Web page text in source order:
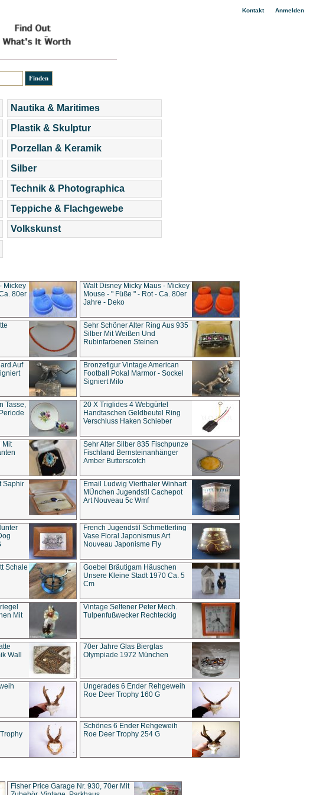
Kontakt| Anmelden
Nautika & Maritimes
Plastik & Skulptur
Porzellan & Keramik
Silber
Technik & Photographica
Teppiche & Flachgewebe
Volkskunst
Mickey
80er
Walt Disney Micky Maus - Mickey
Mouse - " Füße " - Rot - Ca. 80er
Jahre - Deko
Sehr Schöner Alter Ring Aus 935
Silber Mit Weißen Und
Rubinfarbenen Steinen
Auf
Bronzefigur Vintage American
Football Pokal Marmor - Sockel
Signiert Milo
Tasse,
20 X Triglides 4 Webgürtel
Handtaschen Geldbeutel Ring
Verschluss Haken Schieber
Mit
Sehr Alter Silber 835 Fischpunze
Fischland Bernsteinanhänger
Amber Butterscotch
Saphir
Email Ludwig Vierthaler Winhart
MÜnchen Jugendstil Cachepot
Art Nouveau 5c Wmf
French Jugendstil Schmetterling
Vase Floral Japonismus Art
Nouveau Japonisme Fly
Schale
Goebel Bräutigam Häuschen
Unsere Kleine Stadt 1970 Ca. 5
Cm
Mit
Vintage Seltener Peter Mech.
Tulpenfußwecker Rechteckig
Wall
70er Jahre Glas Bierglas
Olympiade 1972 München
Ungerades 6 Ender Rehgeweih
Roe Deer Trophy 160 G
Schönes 6 Ender Rehgeweih
Roe Deer Trophy 254 G
Fisher Price Garage Nr. 930, 70er Mit